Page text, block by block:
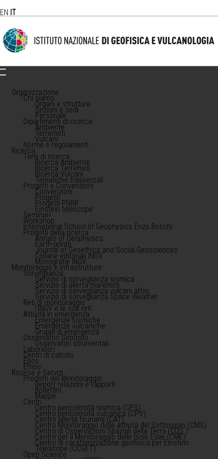
EN IT
Organizzazione
Chi siamo
Organi e strutture
Sezioni e sedi
Personale
Dipartimenti di ricerca
Ambiente
Terremoti
Vulcani
Norme e regolamenti
Ricerca
Temi di ricerca
Ricerca Ambiente
Ricerca Terremoti
Ricerca Vulcani
Tematiche trasversali
Progetti e Convenzioni
Convenzioni
Progetti
Progetti PNRR
Einstein telescope
Seminari
Workshop
International School of Geophysics Enzo Boschi
Prodotti della ricerca
Annals of Geophysics
Earth-prints
Journal of Geoethics and Social Geosciences
Collane editoriali INGV
Monografie INGV
Monitoraggio e infrastrutture
Sorveglianza
Servizio di sorveglianza sismica
Servizio di allerta maremoti
Servizio di sorveglianza vulcani attivi
Servizio di sorveglianza Space Weather
Reti di monitoraggio
l'INGV e le sue reti
Attività in emergenza
Emergenze sismiche
Emergenze vulcaniche
Gruppi di emergenza
Osservatori Geofisici
Osservatori strumentali
Laboratori
Centri di calcolo
Epos
Emso
Risorse e Servizi
Prodotti del Monitoraggio
Report relazioni e rapporti
Bollettini
Mappe
Centri
Centro pericolosità sismica (CPS)
Centro pericolosità vulcanica (CPV)
Centro allerta tsunami (CAT)
Centro Monitoraggio delle attività del Sottosuolo (CMS)
Centro di Osservazioni Spaziali della Terra (COS )
Centro per il Monitoraggio delle Isole Eolie (CME)
Centro di caratterizzazione geofisica per Einstein
Telescope (CCGET)
Open Science